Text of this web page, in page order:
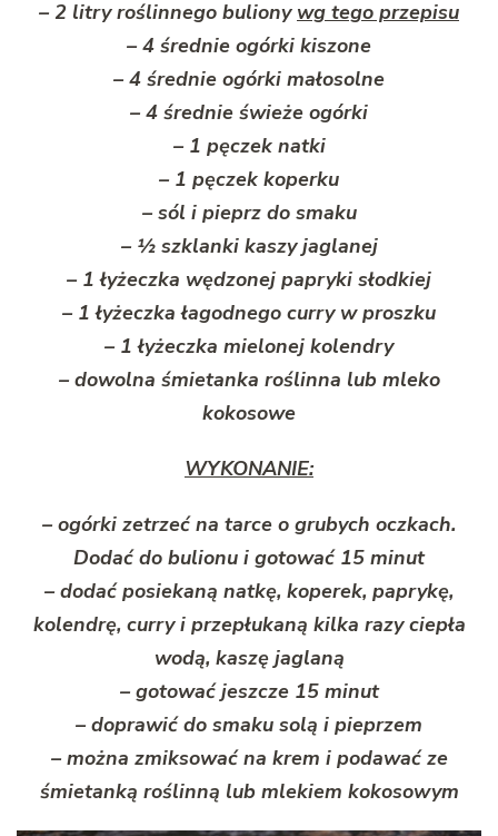
– 2 litry roślinnego buliony wg tego przepisu
– 4 średnie ogórki kiszone
– 4 średnie ogórki małosolne
– 4 średnie świeże ogórki
– 1 pęczek natki
– 1 pęczek koperku
– sól i pieprz do smaku
– ½ szklanki kaszy jaglanej
– 1 łyżeczka wędzonej papryki słodkiej
– 1 łyżeczka łagodnego curry w proszku
– 1 łyżeczka mielonej kolendry
– dowolna śmietanka roślinna lub mleko
kokosowe
WYKONANIE:
– ogórki zetrzeć na tarce o grubych oczkach.
Dodać do bulionu i gotować 15 minut
– dodać posiekaną natkę, koperek, paprykę,
kolendrę, curry i przepłukaną kilka razy ciepła
wodą, kaszę jaglaną
– gotować jeszcze 15 minut
– doprawić do smaku solą i pieprzem
– można zmiksować na krem i podawać ze
śmietanką roślinną lub mlekiem kokosowym